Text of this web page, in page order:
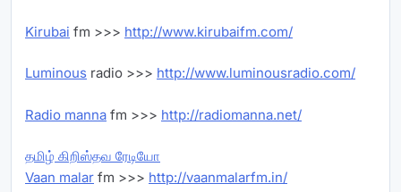
Kirubai fm >>> http://www.kirubaifm.com/
Luminous radio >>> http://www.luminousradio.com/
Radio manna fm >>> http://radiomanna.net/
தமிழ் கிறிஸ்தவ ரேடியோ
Vaan malar fm >>> http://vaanmalarfm.in/